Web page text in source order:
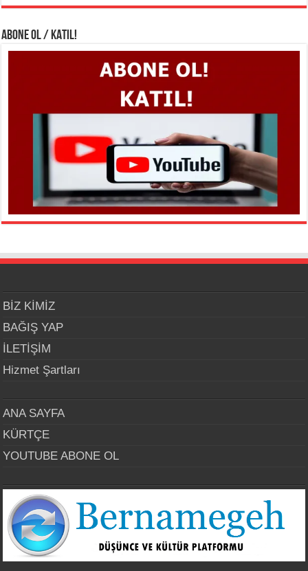
ABONE OL / KATIL!
BİZ KİMİZ
BAĞIŞ YAP
İLETİŞİM
Hizmet Şartları
ANA SAYFA
KÜRTÇE
YOUTUBE ABONE OL